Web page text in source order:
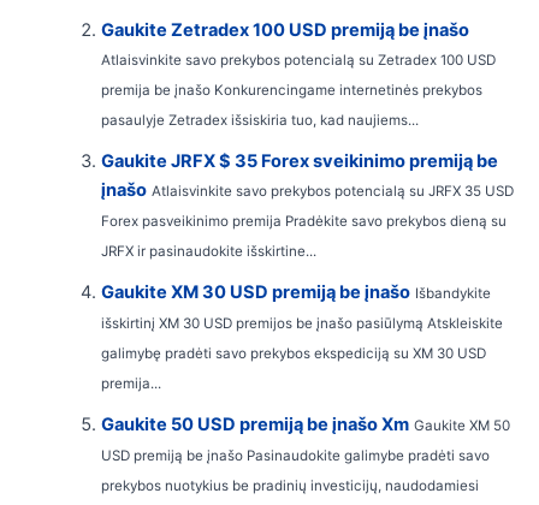
Gaukite Zetradex 100 USD premiją be įnašo
Atlaisvinkite savo prekybos potencialą su Zetradex 100 USD
premija be įnašo Konkurencingame internetinės prekybos
pasaulyje Zetradex išsiskiria tuo, kad naujiems...
Gaukite JRFX $ 35 Forex sveikinimo premiją be
įnašo Atlaisvinkite savo prekybos potencialą su JRFX 35 USD
Forex pasveikinimo premija Pradėkite savo prekybos dieną su
JRFX ir pasinaudokite išskirtine...
Gaukite XM 30 USD premiją be įnašo Išbandykite
išskirtinį XM 30 USD premijos be įnašo pasiūlymą Atskleiskite
galimybę pradėti savo prekybos ekspediciją su XM 30 USD
premija...
Gaukite 50 USD premiją be įnašo Xm Gaukite XM 50
USD premiją be įnašo Pasinaudokite galimybe pradėti savo
prekybos nuotykius be pradinių investicijų, naudodamiesi